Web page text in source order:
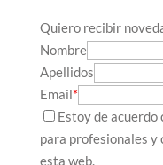
Quiero recibir
Nombre
Apellidos
Email*
Estoy de
para profesionales y
esta web.